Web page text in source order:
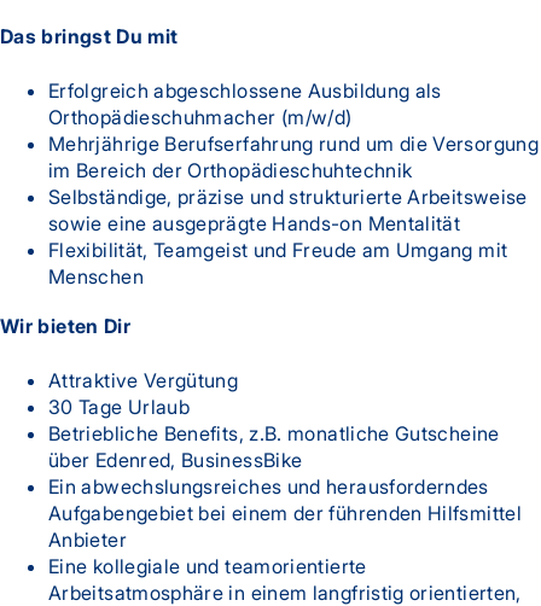
Das bringst Du mit
Erfolgreich abgeschlossene Ausbildung als
Orthopädieschuhmacher (m/w/d)
Mehrjährige Berufserfahrung rund um die Versorgung
im Bereich der Orthopädieschuhtechnik
Selbständige, präzise und strukturierte Arbeitsweise
sowie eine ausgeprägte Hands-on Mentalität
Flexibilität, Teamgeist und Freude am Umgang mit
Menschen
Wir bieten Dir
Attraktive Vergütung
30 Tage Urlaub
Betriebliche Benefits, z.B. monatliche Gutscheine
über Edenred, BusinessBike
Ein abwechslungsreiches und herausforderndes
Aufgabengebiet bei einem der führenden Hilfsmittel
Anbieter
Eine kollegiale und teamorientierte
Arbeitsatmosphäre in einem langfristig orientierten,